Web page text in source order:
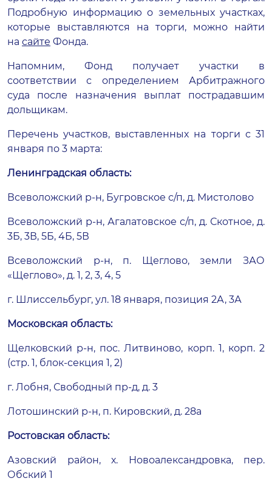
Подробную информацию о земельных участках,
которые выставляются на торги, можно найти
на сайте Фонда.
Напомним, Фонд получает участки в
соответствии с определением Арбитражного
суда после назначения выплат пострадавшим
дольщикам.
Перечень участков, выставленных на торги с 31
января по 3 марта:
Ленинградская область:
Всеволожский р-н, Бугровское с/п, д. Мистолово
Всеволожский р-н, Агалатовское с/п, д. Скотное, д.
3Б, 3В, 5Б, 4Б, 5В
Всеволожский р-н, п. Щеглово, земли ЗАО
«Щеглово», д. 1, 2, 3, 4, 5
г. Шлиссельбург, ул. 18 января, позиция 2А, 3А
Московская область:
Щелковский р-н, пос. Литвиново, корп. 1, корп. 2
(стр. 1, блок-секция 1, 2)
г. Лобня, Свободный пр-д, д. 3
Лотошинский р-н, п. Кировский, д. 28а
Ростовская область:
Азовский район, х. Новоалександровка, пер.
Обский 1